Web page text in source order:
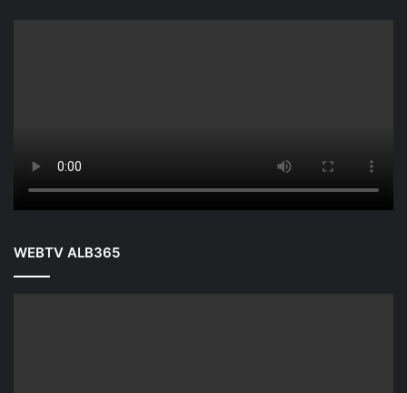
WEBTV ALB365